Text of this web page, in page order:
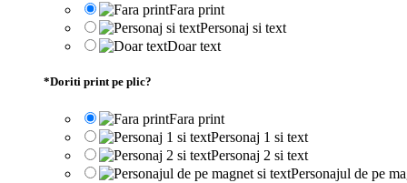
Fara print
Personaj si text
Doar text
*Doriti print pe plic?
Fara print
Personaj 1 si text
Personaj 2 si text
Personajul de pe